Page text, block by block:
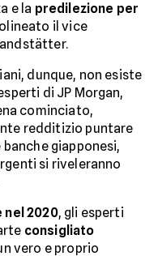
e la predilezione per
il vice
dunque, non esiste
di JP Morgan,
cominciato,
redditizio puntare
giapponesi,
si riveleranno
2020, gli esperti
consigliato
vero e proprio